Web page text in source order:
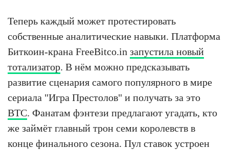
Теперь каждый может протестировать
собственные аналитические навыки. Платформа
Биткоин-крана FreeBitco.in запустила новый
тотализатор. В нём можно предсказывать
развитие сценария самого популярного в мире
сериала "Игра Престолов" и получать за это
BTC. Фанатам фэнтези предлагают угадать, кто
же займёт главный трон семи королевств в
конце финального сезона. Пул ставок устроен